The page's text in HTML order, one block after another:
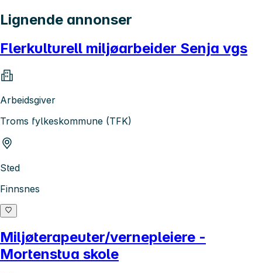
Lignende annonser
Flerkulturell miljøarbeider Senja vgs
Arbeidsgiver
Troms fylkeskommune (TFK)
Sted
Finnsnes
Miljøterapeuter/vernepleiere -
Mortenstua skole